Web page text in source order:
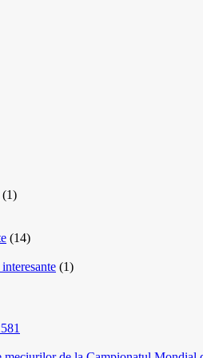
(1)
(14)
(1)